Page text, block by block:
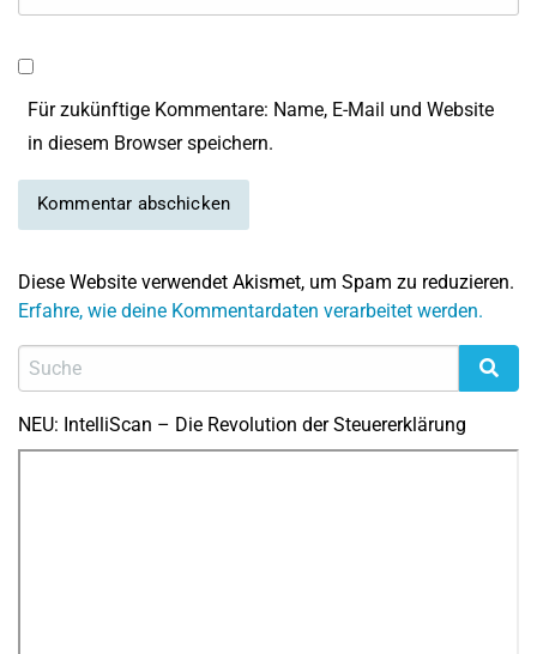
Für zukünftige Kommentare: Name, E-Mail und Website
in diesem Browser speichern.
Diese Website verwendet Akismet, um Spam zu reduzieren.
Erfahre, wie deine Kommentardaten verarbeitet werden.
NEU: IntelliScan – Die Revolution der Steuererklärung